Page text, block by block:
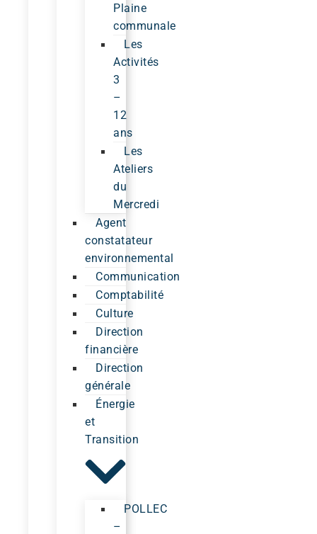
Plaine
communale
Les
Activités
3
–
12
ans
Les
Ateliers
du
Mercredi
Agent
constatateur
environnemental
Communication
Comptabilité
Culture
Direction
financière
Direction
générale
Énergie
et
Transition
POLLEC
–